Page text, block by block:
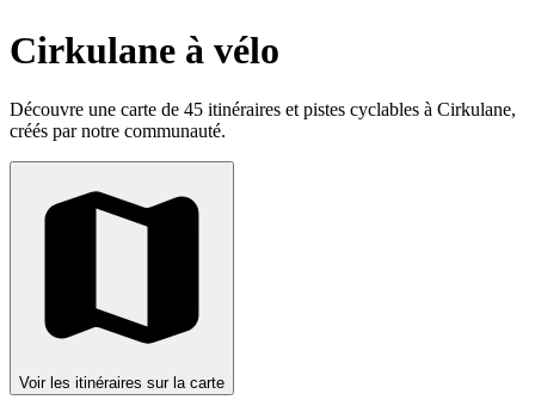
Cirkulane à vélo
Découvre une carte de 45 itinéraires et pistes cyclables à Cirkulane,
créés par notre communauté.
Voir les itinéraires sur la carte